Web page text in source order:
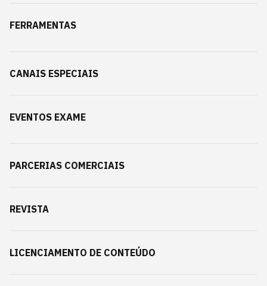
FERRAMENTAS
CANAIS ESPECIAIS
EVENTOS EXAME
PARCERIAS COMERCIAIS
REVISTA
LICENCIAMENTO DE CONTEÚDO